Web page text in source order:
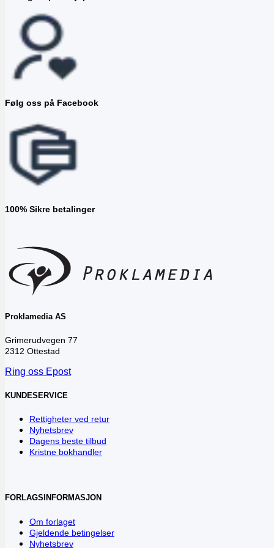
Følg oss på Facebook
100% Sikre betalinger
Proklamedia AS
Grimerudvegen 77
2312 Ottestad
Ring oss Epost
KUNDESERVICE
Rettigheter ved retur
Nyhetsbrev
Dagens beste tilbud
Kristne bokhandler
FORLAGSINFORMASJON
Om forlaget
Gjeldende betingelser
Nyhetsbrev